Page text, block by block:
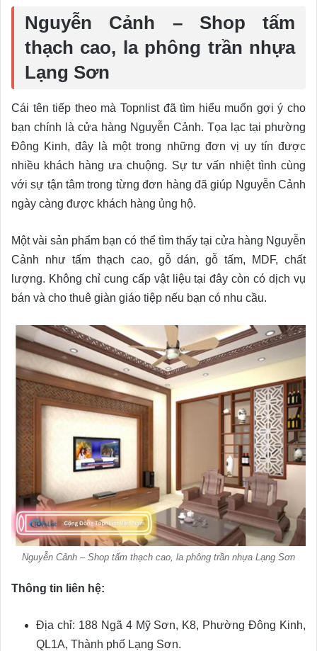
Nguyễn Cảnh – Shop tấm
thạch cao, la phông trần nhựa
Lạng Sơn
Cái tên tiếp theo mà Topnlist đã tìm hiểu muốn gợi ý cho
bạn chính là cửa hàng Nguyễn Cảnh. Tọa lạc tại phường
Đông Kinh, đây là một trong những đơn vị uy tín được
nhiều khách hàng ưa chuộng. Sự tư vấn nhiệt tình cùng
với sự tận tâm trong từng đơn hàng đã giúp Nguyễn Cảnh
ngày càng được khách hàng ủng hộ.
Một vài sản phẩm bạn có thể tìm thấy tại cửa hàng Nguyễn
Cảnh như tấm thạch cao, gỗ dán, gỗ tấm, MDF, chất
lượng. Không chỉ cung cấp vật liệu tại đây còn có dịch vụ
bán và cho thuê giàn giáo tiệp nếu bạn có nhu cầu.
Nguyễn Cảnh – Shop tấm thạch cao, la phông trần nhựa Lạng Sơn
Thông tin liên hệ:
Địa chỉ: 188 Ngã 4 Mỹ Sơn, K8, Phường Đông Kinh,
QL1A, Thành phố Lạng Sơn.